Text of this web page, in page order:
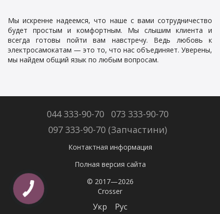
Мы искренне надеемся, что наше с вами сотрудничество
будет простым и комфортным. Мы слышим клиента и
всегда готовы пойти вам навстречу. Ведь любовь к
электросамокатам — это то, что нас объединяет. Уверены,
мы найдем общий язык по любым вопросам.
044 333-90-70
073 333-90-70
097 333-90-70 (Запчастини)
Контактная информация
Полная версия сайта
© 2017—2026
Crosser
Укр Рус